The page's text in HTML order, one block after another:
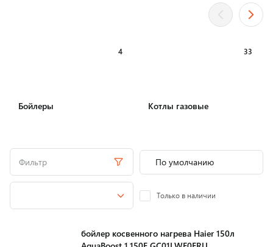
Бойлеры
4
Котлы газовые
33
Фильтр
Только в наличии
бойлер косвенного нагрева Haier 150л